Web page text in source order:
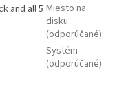
and all 5 Miesto na
disku
(odporúčané):
Systém
(odporúčané):